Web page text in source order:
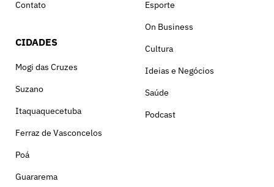
Contato
CIDADES
Mogi das Cruzes
Suzano
Itaquaquecetuba
Ferraz de Vasconcelos
Poá
Guararema
Esporte
On Business
Cultura
Ideias e Negócios
Saúde
Podcast